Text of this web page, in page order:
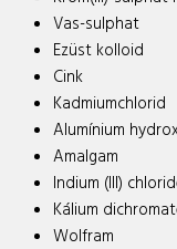
Vas-sulphat
Ezüst kolloid
Cink
Kadmiumchlorid
Alumínium
Amalgam
Indium (III)
Kálium
Wolfram